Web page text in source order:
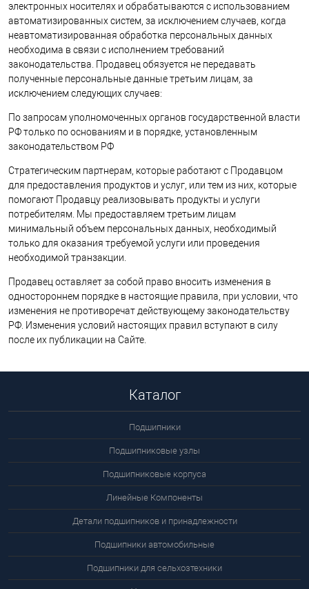
электронных носителях и обрабатываются с использованием
автоматизированных систем, за исключением случаев, когда
неавтоматизированная обработка персональных данных
необходима в связи с исполнением требований
законодательства. Продавец обязуется не передавать
полученные персональные данные третьим лицам, за
исключением следующих случаев:
По запросам уполномоченных органов государственной власти
РФ только по основаниям и в порядке, установленным
законодательством РФ
Стратегическим партнерам, которые работают с Продавцом
для предоставления продуктов и услуг, или тем из них, которые
помогают Продавцу реализовывать продукты и услуги
потребителям. Мы предоставляем третьим лицам
минимальный объем персональных данных, необходимый
только для оказания требуемой услуги или проведения
необходимой транзакции.
Продавец оставляет за собой право вносить изменения в
одностороннем порядке в настоящие правила, при условии, что
изменения не противоречат действующему законодательству
РФ. Изменения условий настоящих правил вступают в силу
после их публикации на Сайте.
Каталог
Подшипники
Подшипниковые узлы
Подшипниковые корпуса
Линейные Компоненты
Детали подшипников и принадлежности
Подшипники автомобильные
Подшипники для сельхозтехники